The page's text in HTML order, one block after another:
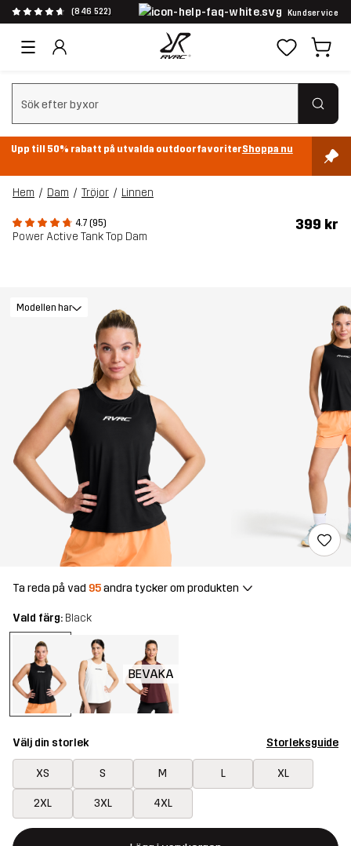
(846 522) Kundservice
Rensa sök
Upp till 50% rabatt på utvalda outdoorfavoriterShoppa nu
Hem Dam Tröjor Linnen
4.7 (95)
Power Active Tank Top Dam
399 kr
Modellen har
Ta reda på vad 95andra tycker om produkten
Vald färg: Black
BEVAKA
Välj din storlek Storleksguide
XS S M L XL
2XL 3XL 4XL
Denna knapp kommer att öppna en modal som bekräftar en ny
{{size}} inte tillgänglig